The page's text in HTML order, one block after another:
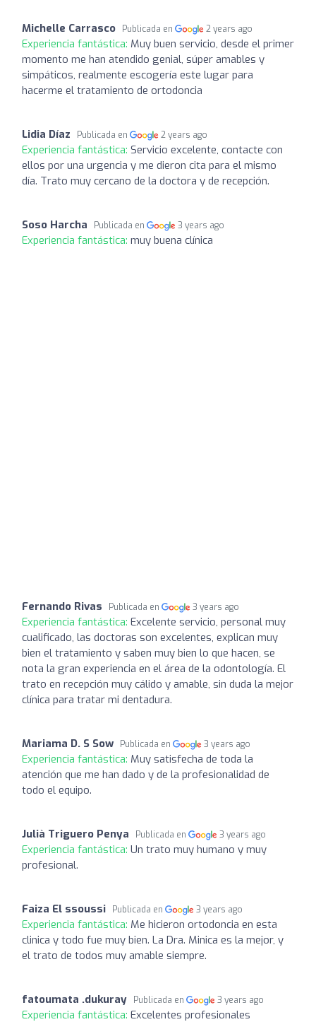
Michelle Carrasco Publicada en 2 years ago
Experiencia fantástica: Muy buen servicio, desde el primer
momento me han atendido genial, súper amables y
simpáticos, realmente escogería este lugar para
hacerme el tratamiento de ortodoncia
Lidia Díaz Publicada en 2 years ago
Experiencia fantástica: Servicio excelente, contacte con
ellos por una urgencia y me dieron cita para el mismo
día. Trato muy cercano de la doctora y de recepción.
Soso Harcha Publicada en 3 years ago
Experiencia fantástica: muy buena clínica
Fernando Rivas Publicada en 3 years ago
Experiencia fantástica: Excelente servicio, personal muy
cualificado, las doctoras son excelentes, explican muy
bien el tratamiento y saben muy bien lo que hacen, se
nota la gran experiencia en el área de la odontología. El
trato en recepción muy cálido y amable, sin duda la mejor
clínica para tratar mi dentadura.
Mariama D. S Sow Publicada en 3 years ago
Experiencia fantástica: Muy satisfecha de toda la
atención que me han dado y de la profesionalidad de
todo el equipo.
Julià Triguero Penya Publicada en 3 years ago
Experiencia fantástica: Un trato muy humano y muy
profesional.
Faiza El ssoussi Publicada en 3 years ago
Experiencia fantástica: Me hicieron ortodoncia en esta
clinica y todo fue muy bien. La Dra. Minica es la mejor, y
el trato de todos muy amable siempre.
fatoumata .dukuray Publicada en 3 years ago
Experiencia fantástica: Excelentes profesionales